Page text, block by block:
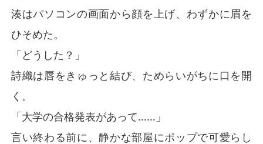
湊はパソコンの画面から顔を上げ、わずかに眉を
ひそめた。
「どうした？」
詩織は唇をきゅっと結び、ためらいがちに口を開
く。
「大学の合格発表があって……」
言い終わる前に、静かな部屋にポップで可愛らし